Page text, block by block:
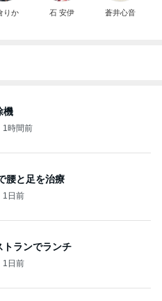
りか 石 安伊 蒼井心音
機
1時間前
腰と足を治療
1日前
トランでランチ
1日前